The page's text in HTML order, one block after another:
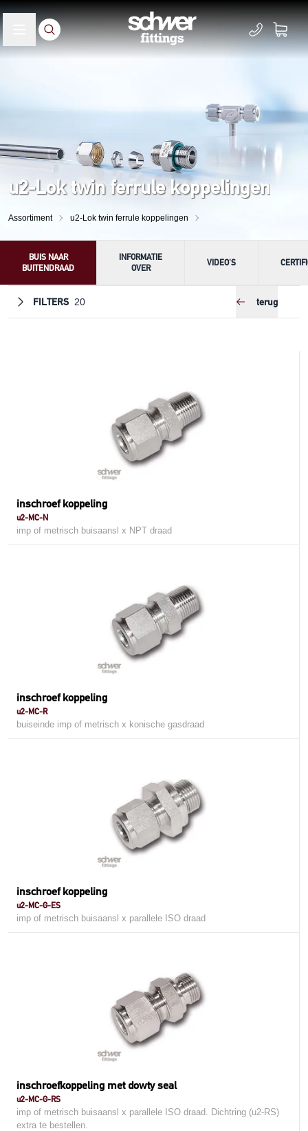
u2-Lok twin ferrule koppelingen
Assortiment u2-Lok twin ferrule koppelingen
BUIS NAAR
BUITENDRAAD
INFORMATIE
OVER
VIDEO'S
FILTERS 20 terug
inschroef koppeling
u2-MC-N
imp of metrisch buisaansl x NPT draad
inschroef koppeling
u2-MC-R
buiseinde imp of metrisch x konische gasdraad
inschroef koppeling
u2-MC-G-ES
imp of metrisch buisaansl x parallele ISO draad
inschroefkoppeling met dowty seal
u2-MC-G-RS
imp of metrisch buisaansl x parallele ISO draad. Dichtring (u2-RS)
extra te bestellen.